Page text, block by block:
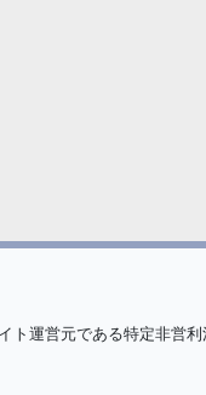
ト運営元である特定非営